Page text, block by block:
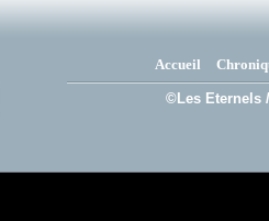
Accueil
©Les Eternels